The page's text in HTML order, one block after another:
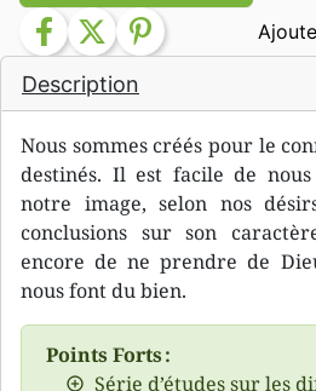
Description
Nous sommes créés pour le
destinés. Il est facile de
notre image, selon nos
conclusions sur son
encore de ne prendre de
nous font du bien.
Points Forts :
Série d’études sur les
facebook twitter pinterest